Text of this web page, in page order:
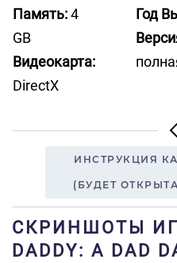
Память:4
GB
Видеокарта:
DirectX
Год
ИНСТРУКЦИЯ
(БУДЕТ
СКРИНШОТЫ
DADDY: A DAD